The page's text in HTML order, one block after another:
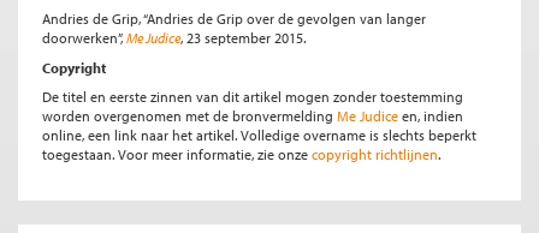
Andries de Grip, “Andries de Grip over de gevolgen van langer
doorwerken”, Me Judice, 23 september 2015.
Copyright
De titel en eerste zinnen van dit artikel mogen zonder toestemming
worden overgenomen met de bronvermelding Me Judice en, indien
online, een link naar het artikel. Volledige overname is slechts beperkt
toegestaan. Voor meer informatie, zie onze copyright richtlijnen.